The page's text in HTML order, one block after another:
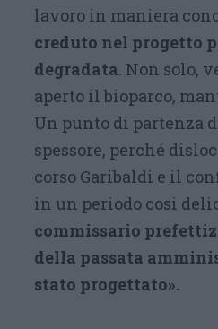
lavoro in maniera
creduto nel progetto
degradata. Non solo,
aperto il bioparco,
Un punto di partenza
spessore, perché
corso Garibaldi e il
in un periodo cosi
commissario
della passata
stato progettato».